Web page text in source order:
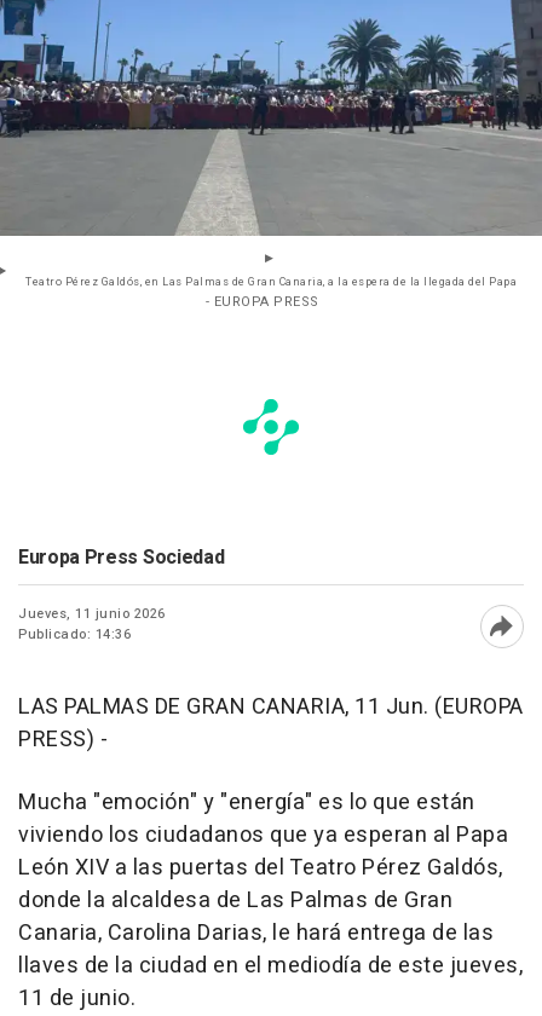
Teatro Pérez Galdós, en Las Palmas de Gran Canaria, a la espera de la llegada del Papa
- EUROPA PRESS
Europa Press Sociedad
Jueves, 11 junio 2026
Publicado: 14:36
LAS PALMAS DE GRAN CANARIA, 11 Jun. (EUROPA
PRESS) -
Mucha "emoción" y "energía" es lo que están
viviendo los ciudadanos que ya esperan al Papa
León XIV a las puertas del Teatro Pérez Galdós,
donde la alcaldesa de Las Palmas de Gran
Canaria, Carolina Darias, le hará entrega de las
llaves de la ciudad en el mediodía de este jueves,
11 de junio.